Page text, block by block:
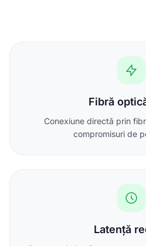
Fibră
Conexiune directă prin
compromisuri de
Latență